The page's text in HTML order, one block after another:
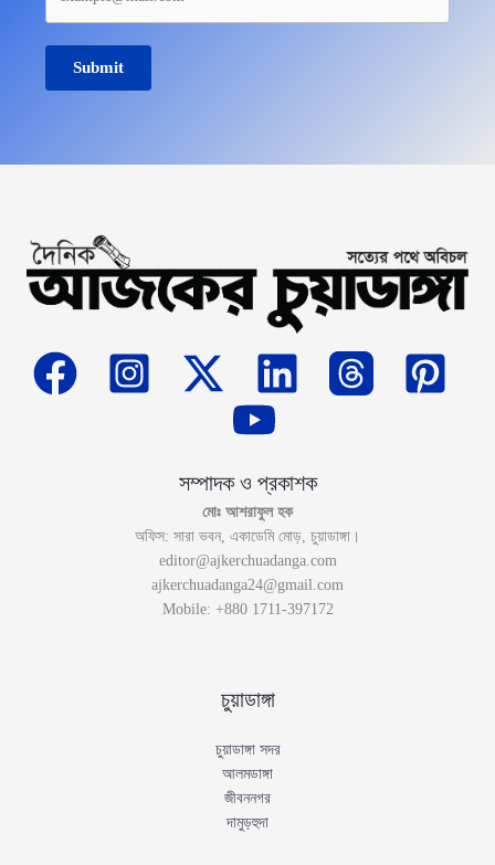
Submit
সম্পাদক ও প্রকাশক
মোঃ আশরাফুল হক
অফিস: সারা ভবন, একাডেমি মোড়, চুয়াডাঙ্গা।
editor@ajkerchuadanga.com
ajkerchuadanga24@gmail.com
Mobile: +880 1711-397172
চুয়াডাঙ্গা
চুয়াডাঙ্গা সদর
আলমডাঙ্গা
জীবননগর
দামুড়হুদা